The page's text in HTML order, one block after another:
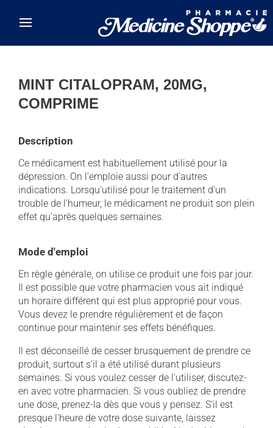
MINT CITALOPRAM, 20MG,
COMPRIME
Description
Ce médicament est habituellement utilisé pour la
dépression. On l'emploie aussi pour d'autres
indications. Lorsqu'utilisé pour le traitement d'un
trouble de l'humeur, le médicament ne produit son plein
effet qu'après quelques semaines.
Mode d'emploi
En règle générale, on utilise ce produit une fois par jour.
Il est possible que votre pharmacien vous ait indiqué
un horaire différent qui est plus approprié pour vous.
Vous devez le prendre régulièrement et de façon
continue pour maintenir ses effets bénéfiques.
Il est déconseillé de cesser brusquement de prendre ce
produit, surtout s'il a été utilisé durant plusieurs
semaines. Si vous voulez cesser de l'utiliser, discutez-
en avec votre pharmacien. Si vous oubliez de prendre
une dose, prenez-la dès que vous y pensez. S'il est
presque l'heure de votre dose suivante, laissez